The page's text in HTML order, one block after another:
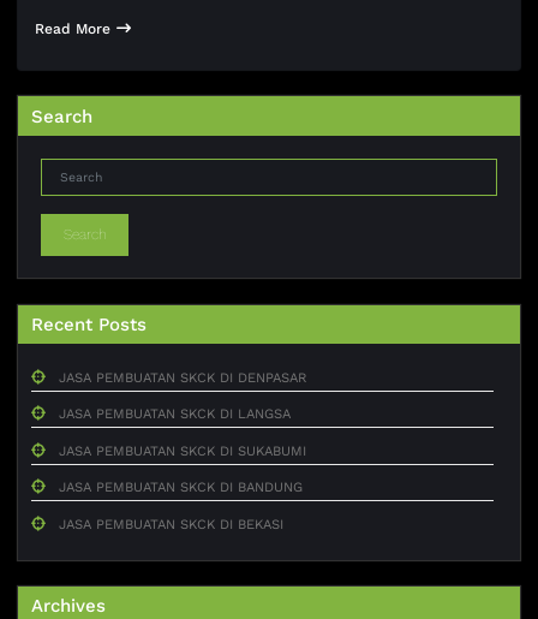
Read More
Search
Search
Recent Posts
JASA PEMBUATAN SKCK DI DENPASAR
JASA PEMBUATAN SKCK DI LANGSA
JASA PEMBUATAN SKCK DI SUKABUMI
JASA PEMBUATAN SKCK DI BANDUNG
JASA PEMBUATAN SKCK DI BEKASI
Archives